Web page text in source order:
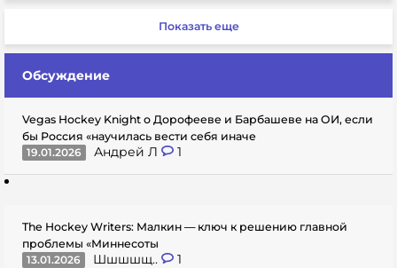
Показать еще
Обсуждение
Vegas Hockey Knight о Дорофееве и Барбашеве на ОИ, если
бы Россия «научилась вести себя иначе
19.01.2026
Андрей Л 1
The Hockey Writers: Малкин — ключ к решению главной
проблемы «Миннесоты
13.01.2026
Шшшшщ.. 1